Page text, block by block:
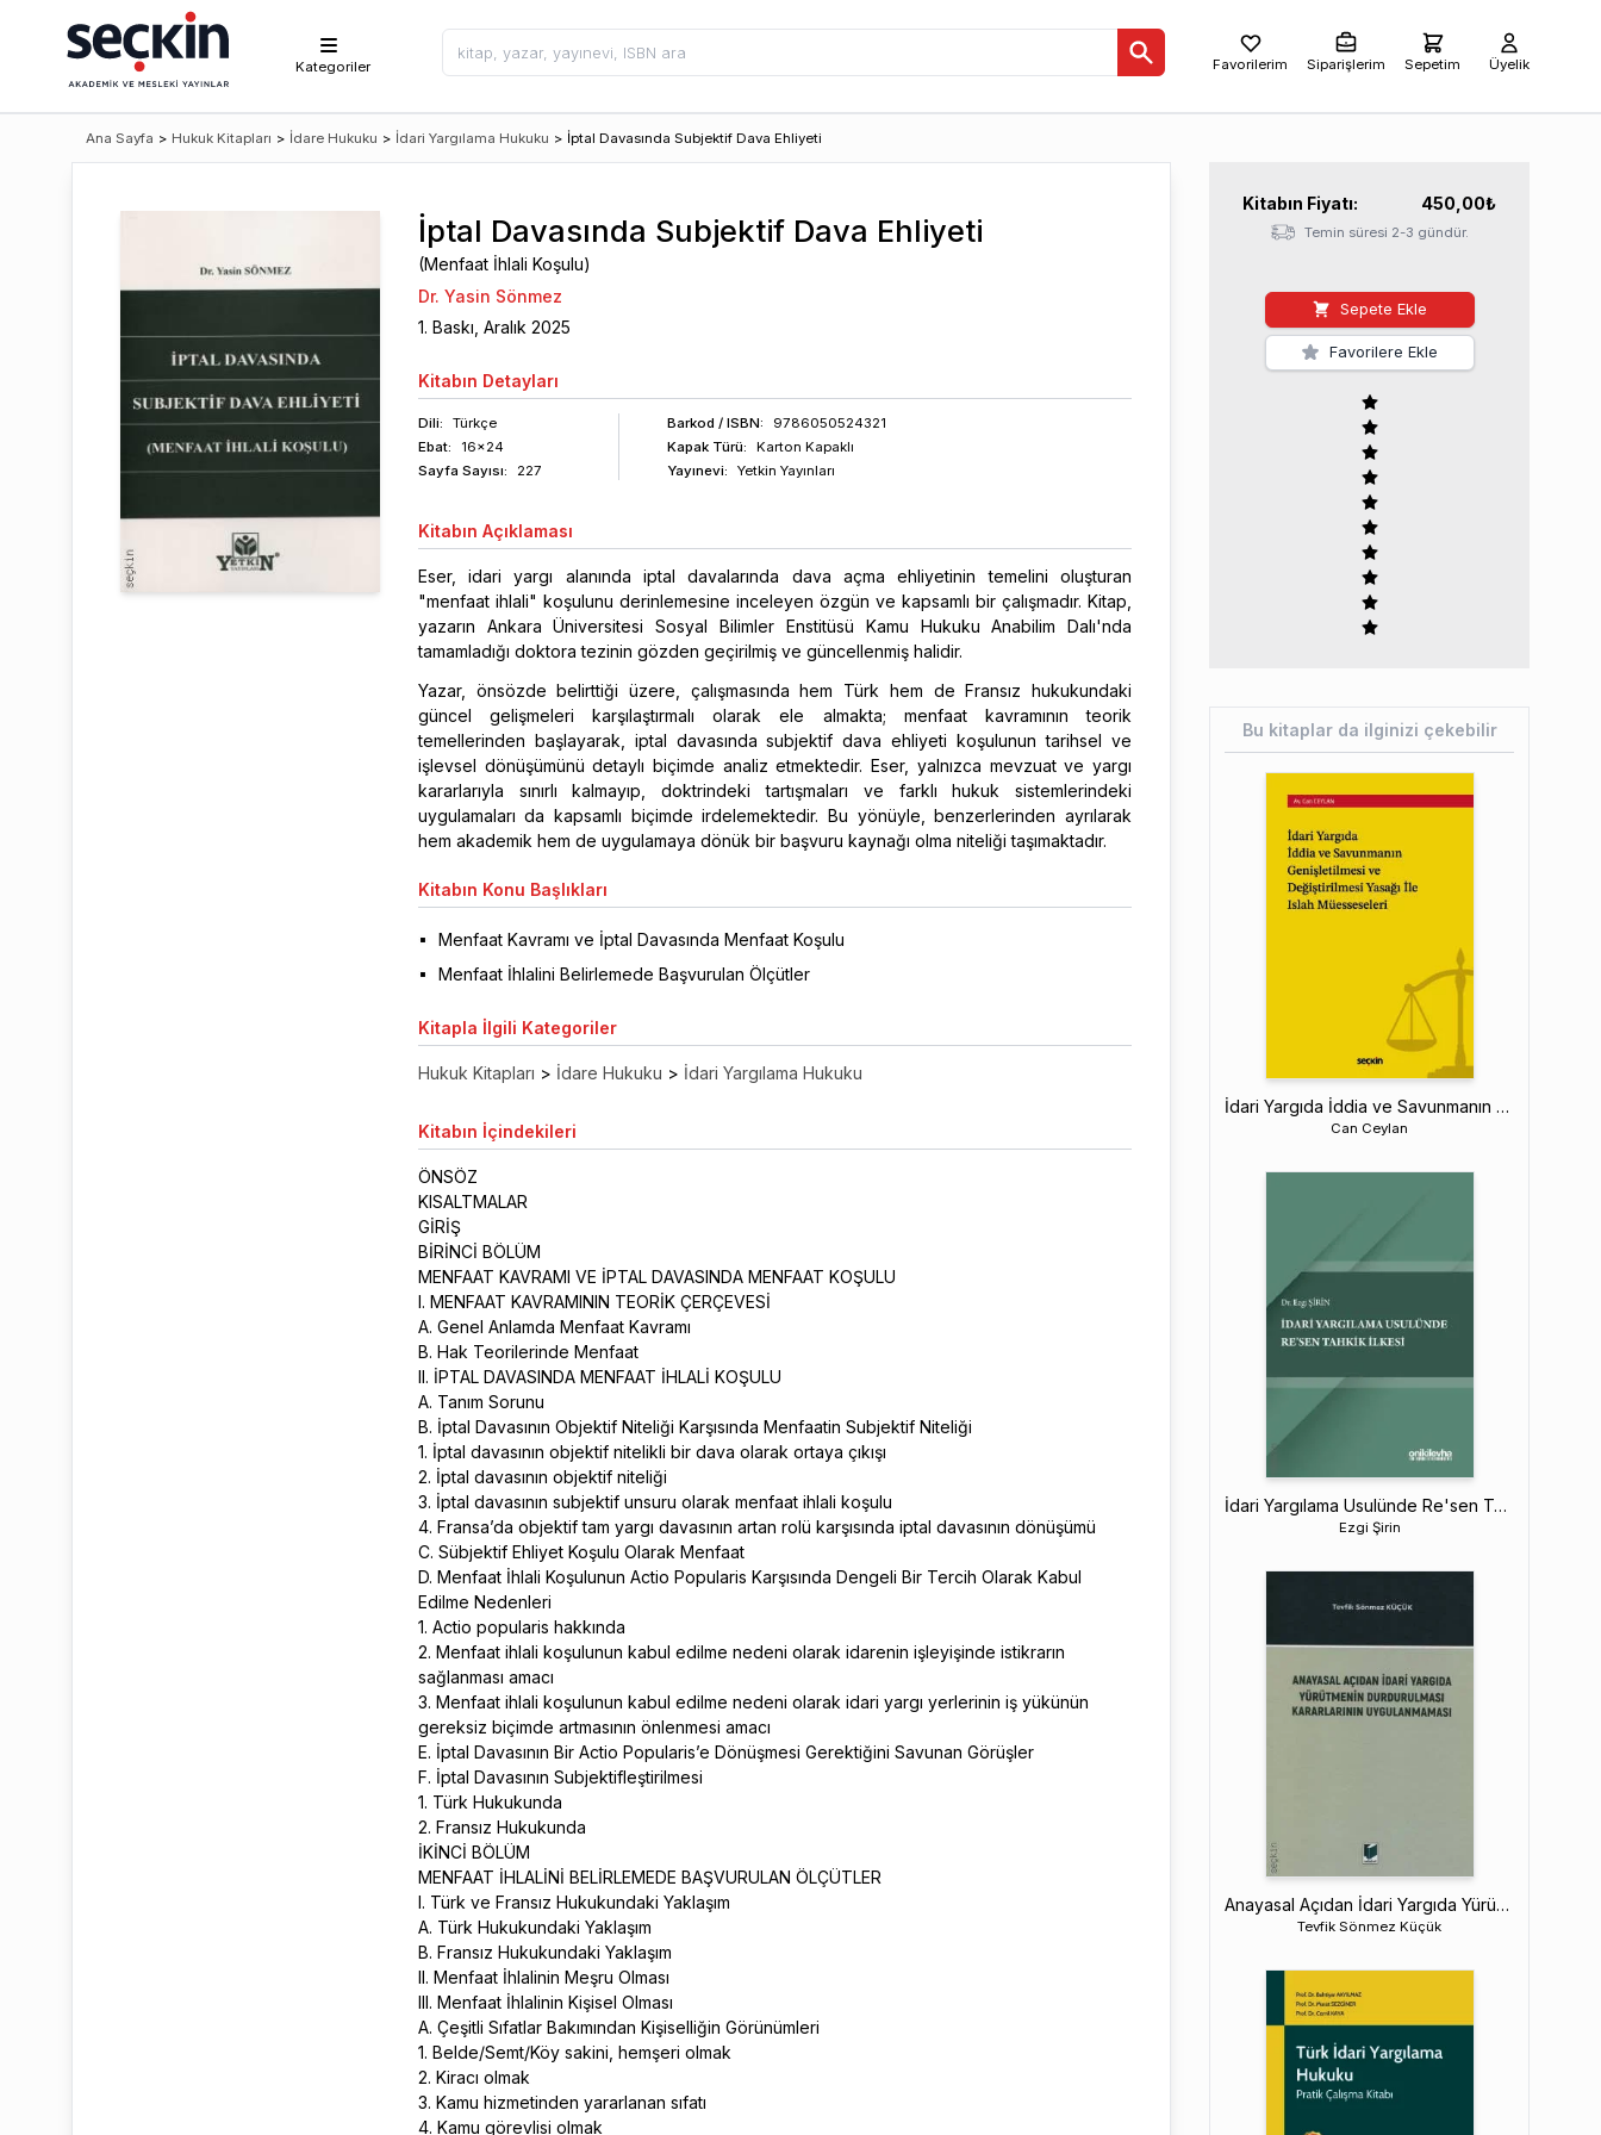
Kategoriler Favorilerim Siparişlerim Sepetim Üyelik
Ana Sayfa > Hukuk Kitapları > İdare Hukuku > İdari Yargılama Hukuku > İptal Davasında Subjektif Dava Ehliyeti
İptal Davasında Subjektif Dava Ehliyeti
(Menfaat İhlali Koşulu)
Dr. Yasin Sönmez
1. Baskı, Aralık 2025
Kitabın Detayları
Dili:
Türkçe
Ebat:
16x24
Sayfa Sayısı: 227
Barkod / ISBN:
9786050524321
Kapak Türü:
Karton Kapaklı
Yayınevi:
Yetkin Yayınları
Kitabın Açıklaması
Eser, idari yargı alanında iptal davalarında dava açma ehliyetinin temelini oluşturan
"menfaat ihlali" koşulunu derinlemesine inceleyen özgün ve kapsamlı bir çalışmadır. Kitap,
yazarın Ankara Üniversitesi Sosyal Bilimler Enstitüsü Kamu Hukuku Anabilim Dalı'nda
tamamladığı doktora tezinin gözden geçirilmiş ve güncellenmiş halidir.
Yazar, önsözde belirttiği üzere, çalışmasında hem Türk hem de Fransız hukukundaki
güncel gelişmeleri karşılaştırmalı olarak ele almakta; menfaat kavramının teorik
temellerinden başlayarak, iptal davasında subjektif dava ehliyeti koşulunun tarihsel ve
işlevsel dönüşümünü detaylı biçimde analiz etmektedir. Eser, yalnızca mevzuat ve yargı
kararlarıyla sınırlı kalmayıp, doktrindeki tartışmaları ve farklı hukuk sistemlerindeki
uygulamaları da kapsamlı biçimde irdelemektedir. Bu yönüyle, benzerlerinden ayrılarak
hem akademik hem de uygulamaya dönük bir başvuru kaynağı olma niteliği taşımaktadır.
Kitabın Konu Başlıkları
Menfaat Kavramı ve İptal Davasında Menfaat Koşulu
Menfaat İhlalini Belirlemede Başvurulan Ölçütler
Kitapla İlgili Kategoriler
Hukuk Kitapları > İdare Hukuku > İdari Yargılama Hukuku
Kitabın İçindekileri
ÖNSÖZ
KISALTMALAR
GİRİŞ
BİRİNCİ BÖLÜM
MENFAAT KAVRAMI VE İPTAL DAVASINDA MENFAAT KOŞULU
I. MENFAAT KAVRAMININ TEORİK ÇERÇEVESİ
A. Genel Anlamda Menfaat Kavramı
B. Hak Teorilerinde Menfaat
II. İPTAL DAVASINDA MENFAAT İHLALİ KOŞULU
A. Tanım Sorunu
B. İptal Davasının Objektif Niteliği Karşısında Menfaatin Subjektif Niteliği
1. İptal davasının objektif nitelikli bir dava olarak ortaya çıkışı
2. İptal davasının objektif niteliği
3. İptal davasının subjektif unsuru olarak menfaat ihlali koşulu
4. Fransa’da objektif tam yargı davasının artan rolü karşısında iptal davasının dönüşümü
C. Sübjektif Ehliyet Koşulu Olarak Menfaat
D. Menfaat İhlali Koşulunun Actio Popularis Karşısında Dengeli Bir Tercih Olarak Kabul
Edilme Nedenleri
1. Actio popularis hakkında
2. Menfaat ihlali koşulunun kabul edilme nedeni olarak idarenin işleyişinde istikrarın
sağlanması amacı
3. Menfaat ihlali koşulunun kabul edilme nedeni olarak idari yargı yerlerinin iş yükünün
gereksiz biçimde artmasının önlenmesi amacı
E. İptal Davasının Bir Actio Popularis’e Dönüşmesi Gerektiğini Savunan Görüşler
F. İptal Davasının Subjektifleştirilmesi
1. Türk Hukukunda
2. Fransız Hukukunda
İKİNCİ BÖLÜM
MENFAAT İHLALİNİ BELİRLEMEDE BAŞVURULAN ÖLÇÜTLER
I. Türk ve Fransız Hukukundaki Yaklaşım
A. Türk Hukukundaki Yaklaşım
B. Fransız Hukukundaki Yaklaşım
II. Menfaat İhlalinin Meşru Olması
III. Menfaat İhlalinin Kişisel Olması
A. Çeşitli Sıfatlar Bakımından Kişiselliğin Görünümleri
1. Belde/Semt/Köy sakini, hemşeri olmak
2. Kiracı olmak
3. Kamu hizmetinden yararlanan sıfatı
4. Kamu görevlisi olmak
Kitabın Fiyatı: 450,00₺
Temin süresi 2-3 gündür.
Sepete Ekle
Favorilere Ekle
Bu kitaplar da ilginizi çekebilir
İdari Yargıda İddia ve Savunmanın Genişletilmesi ve Değiştirilmesi Yasağı ile Islah Müesseseleri
Can Ceylan
İdari Yargılama Usulünde Re'sen Tahkik İlkesi
Ezgi Şirin
Anayasal Açıdan İdari Yargıda Yürütmenin Durdurulması Kararlarının Uygulanmaması
Tevfik Sönmez Küçük